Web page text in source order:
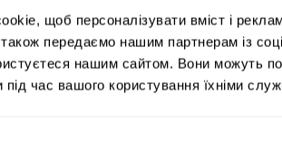
щоб персоналізувати вміст і
передаємо нашим партнерам із
нашим сайтом. Вони можуть
час вашого користування їхніми